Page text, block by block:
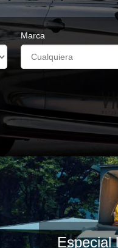
Marca
Especial